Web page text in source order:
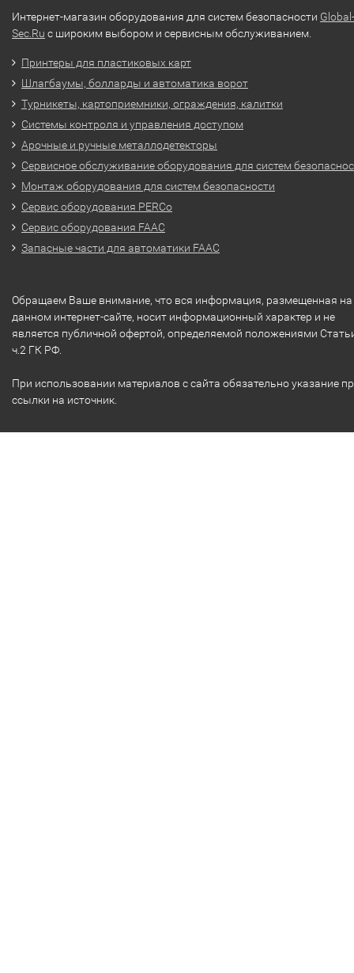
Интернет-магазин оборудования для систем безопасности Global-
Sec.Ru с широким выбором и сервисным обслуживанием.
Принтеры для пластиковых карт
Шлагбаумы, болларды и автоматика ворот
Турникеты, картоприемники, ограждения, калитки
Системы контроля и управления доступом
Арочные и ручные металлодетекторы
Сервисное обслуживание оборудования для систем
Монтаж оборудования для систем безопасности
Сервис оборудования PERCo
Сервис оборудования FAAC
Запасные части для автоматики FAAC
Обращаем Ваше внимание, что вся информация, размещенная на
данном интернет-сайте, носит информационный характер и не
является публичной офертой, определяемой положениями
ч.2 ГК РФ.
При использовании материалов с сайта обязательно указание
ссылки на источник.